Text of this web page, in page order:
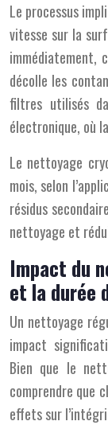
Le processus
vitesse sur la
immédiatement,
décolle les
filtres utilisés
électronique, où
Le nettoyage
mois, selon
résidus
nettoyage et
Impact du
et la durée
Un nettoyage
impact
Bien que le
comprendre que
effets sur